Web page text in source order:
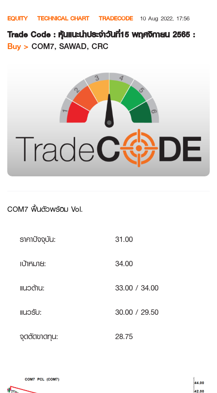
content
EQUITY TECHNICAL CHART TRADECODE 10 Aug 2022, 17:56
Trade Code : หุ้นแนะนำประจำวันที่15 พฤศจิกายน 2565 :
Buy > COM7, SAWAD, CRC
COM7 ฟื้นตัวพร้อม Vol.
ราคาปัจจุบัน:
31.00
เป้าหมาย:
34.00
แนวต้าน:
33.00 / 34.00
แนวรับ:
30.00 / 29.50
จุดตัดขาดทุน: 28.75